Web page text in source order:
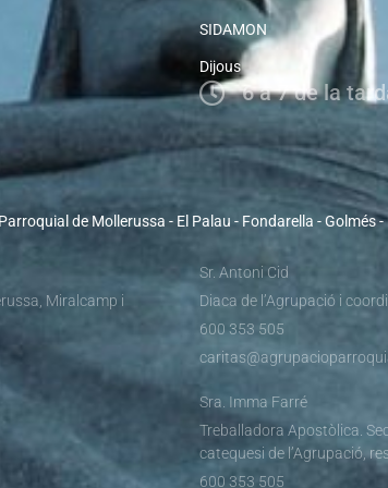
SIDAMON
Dijous
6 a 7 de la
de Mollerussa - El Palau - Fondarella - Golmés
Miralcamp i
Sr. Antoni Cid
Diaca de l’Agrupació i
600 353 505
Sra. Imma Farré
Treballadora Apostòlica.
catequesi de l’Agrupació,
600 353 505